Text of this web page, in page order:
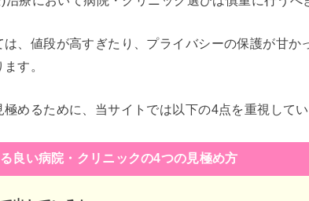
、値段が高すぎたり、プライバシーの保護が甘か
す。
めるために、当サイトでは以下の4点を重視してい
良い病院・クリニックの4つの見極め方